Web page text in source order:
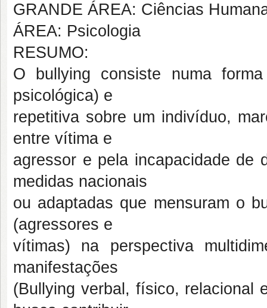
GRANDE ÁREA: Ciências
ÁREA: Psicologia
RESUMO:
O bullying consiste numa
psicológica) e
repetitiva sobre um indivíduo,
entre vítima e
agressor e pela incapacidade de
medidas nacionais
ou adaptadas que mensuram o
(agressores e
vítimas) na perspectiva
manifestações
(Bullying verbal, físico, relacional